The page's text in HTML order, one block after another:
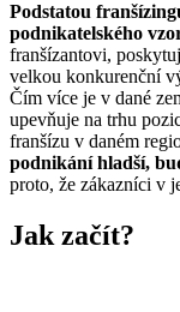
Podstatou
podnikatelského
franšízantovi,
velkou konkurenční
Čím více je v dané
upevňuje na trhu
franšízu v daném
podnikání hladší,
proto, že zákazníci v
Jak začít?